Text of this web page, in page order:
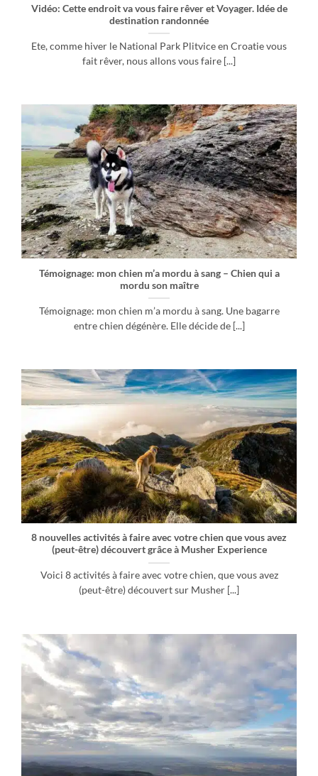
Vidéo: Cette endroit va vous faire rêver et Voyager. Idée de
destination randonnée
Ete, comme hiver le National Park Plitvice en Croatie vous
fait rêver, nous allons vous faire [...]
Témoignage: mon chien m’a mordu à sang – Chien qui a
mordu son maître
Témoignage: mon chien m’a mordu à sang. Une bagarre
entre chien dégénère. Elle décide de [...]
8 nouvelles activités à faire avec votre chien que vous avez
(peut-être) découvert grâce à Musher Experience
Voici 8 activités à faire avec votre chien, que vous avez
(peut-être) découvert sur Musher [...]